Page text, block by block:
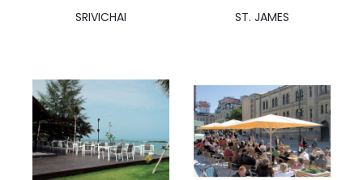
SRIVICHAI ST. JAMES